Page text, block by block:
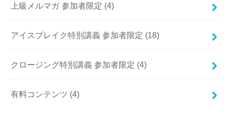
上級メルマガ 参加者限定 (4)
アイスブレイク特別講義 参加者限定 (18)
クロージング特別講義 参加者限定 (4)
有料コンテンツ (4)